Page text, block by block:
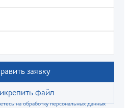
заявку
файл
на обработку персональных данных